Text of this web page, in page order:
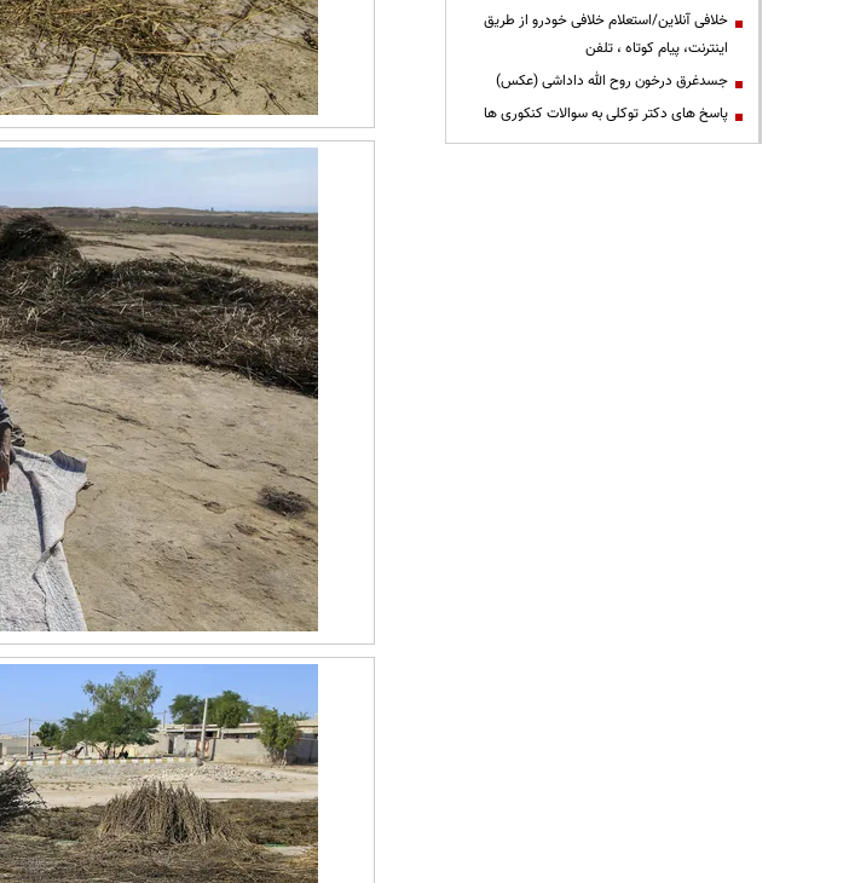
خلافی آنلاین/استعلام خلافی خودرو از طریق
اینترنت، پیام کوتاه ، تلفن
جسدغرق درخون روح الله داداشی (عکس)
پاسخ های دکتر توکلی به سوالات کنکوری ها